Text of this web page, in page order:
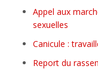
Appel aux
sexuelles
Canicule :
Report du